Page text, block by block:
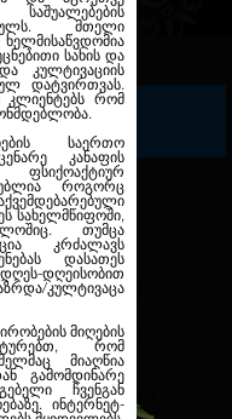
მთელი
სახის და
კულტივაციის
დატვირთვას.
კლიენტებს რომ
საერთო
კანაფის
როგორც
სახელმწიფოში,
თუმცა
კრძალავს
დასათეს
დღეისობით
კულტივაცა
მიღების
რომ
მიაღწია
გამომდინარე
ჩვენგან
ინტერნეტ-